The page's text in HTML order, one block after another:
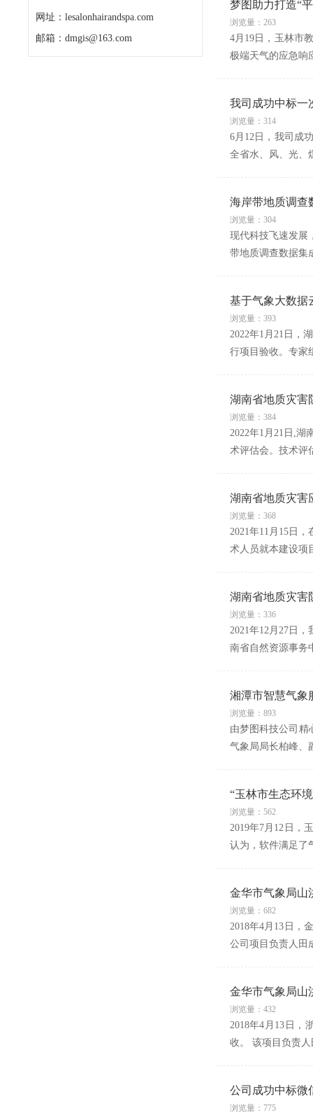
网址：lesalonhairandspa.com
邮箱：dmgis@163.com
梦图助力打造“
浏览量：263
4月19日，玉林市
极端天气的应急响
我司成功中标一
浏览量：314
6月12日，我司成
全省水、风、光、
海岸带地质调查
浏览量：304
现代科技飞速发展
带地质调查数据集
基于气象大数据
浏览量：393
2022年1月21日，
行项目验收。专家
湖南省地质灾害
浏览量：384
2022年1月21日,
术评估会。技术评
湖南省地质灾害
浏览量：368
2021年11月15日
术人员就本建设项
湖南省地质灾害
浏览量：336
2021年12月27日
南省自然资源事务
湘潭市智慧气象
浏览量：893
由梦图科技公司精
气象局局长柏峰、
“玉林市生态环
浏览量：562
2019年7月12日，
认为，软件满足了
金华市气象局山
浏览量：682
2018年4月13日，
公司项目负责人田
金华市气象局山
浏览量：432
2018年4月13日，
收。 该项目负责
公司成功中标微
浏览量：775